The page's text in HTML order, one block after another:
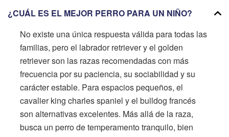
¿CUÁL ES EL MEJOR PERRO PARA UN NIÑO?
No existe una única respuesta válida para todas las
familias, pero el labrador retriever y el golden
retriever son las razas recomendadas con más
frecuencia por su paciencia, su sociabilidad y su
carácter estable. Para espacios pequeños, el
cavalier king charles spaniel y el bulldog francés
son alternativas excelentes. Más allá de la raza,
busca un perro de temperamento tranquilo, bien